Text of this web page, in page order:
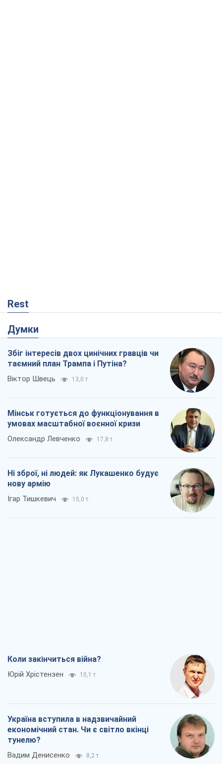
Rest
Думки
Збіг інтересів двох цинічних гравців чи
таємний план Трампа і Путіна?
Віктор Швець 13,0 т.
Мінськ готується до функціонування в
умовах масштабної воєнної кризи
Олександр Левченко 17,8 т.
Ні зброї, ні людей: як Лукашенко будує
нову армію
Ігар Тишкевич 15,0 т.
Коли закінчиться війна?
Юрій Хрістензен 10,1 т.
Україна вступила в надзвичайний
економічний стан. Чи є світло вкінці
тунелю?
Вадим Денисенко 8,2 т.